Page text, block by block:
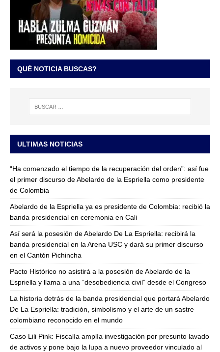
QUÉ NOTICIA BUSCAS?
ULTIMAS NOTICIAS
“Ha comenzado el tiempo de la recuperación del orden”: así fue
el primer discurso de Abelardo de la Espriella como presidente
de Colombia
Abelardo de la Espriella ya es presidente de Colombia: recibió la
banda presidencial en ceremonia en Cali
Así será la posesión de Abelardo De La Espriella: recibirá la
banda presidencial en la Arena USC y dará su primer discurso
en el Cantón Pichincha
Pacto Histórico no asistirá a la posesión de Abelardo de la
Espriella y llama a una “desobediencia civil” desde el Congreso
La historia detrás de la banda presidencial que portará Abelardo
De La Espriella: tradición, simbolismo y el arte de un sastre
colombiano reconocido en el mundo
Caso Lili Pink: Fiscalía amplía investigación por presunto lavado
de activos y pone bajo la lupa a nuevo proveedor vinculado al